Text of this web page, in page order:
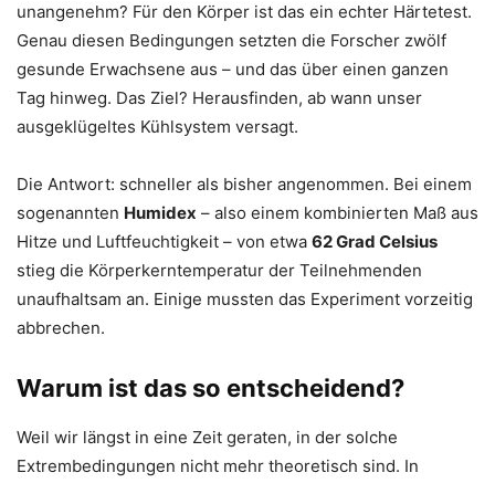
unangenehm? Für den Körper ist das ein echter Härtetest.
Genau diesen Bedingungen setzten die Forscher zwölf
gesunde Erwachsene aus – und das über einen ganzen
Tag hinweg. Das Ziel? Herausfinden, ab wann unser
ausgeklügeltes Kühlsystem versagt.
Die Antwort: schneller als bisher angenommen. Bei einem
sogenannten Humidex – also einem kombinierten Maß aus
Hitze und Luftfeuchtigkeit – von etwa 62 Grad Celsius
stieg die Körperkerntemperatur der Teilnehmenden
unaufhaltsam an. Einige mussten das Experiment vorzeitig
abbrechen.
Warum ist das so entscheidend?
Weil wir längst in eine Zeit geraten, in der solche
Extrembedingungen nicht mehr theoretisch sind. In